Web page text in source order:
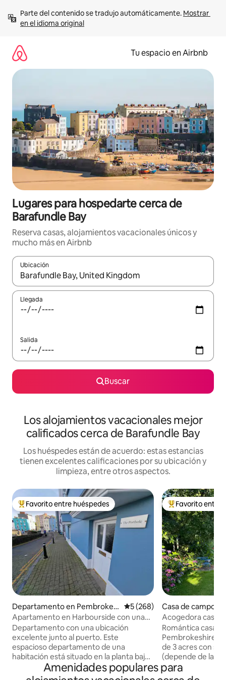
contenido
Parte del contenido se tradujo automáticamente. Mostrar
en el idioma original
Tu espacio en Airbnb
Lugares para hospedarte cerca de
Barafundle Bay
Reserva casas, alojamientos vacacionales únicos y
mucho más en Airbnb
Ubicación
Cuando los resultados estén disponibles, podrás navegar
Llegada
Salida
Buscar
Los alojamientos vacacionales mejor
calificados cerca de Barafundle Bay
Los huéspedes están de acuerdo: estas estancias
tienen excelentes calificaciones por su ubicación y
limpieza, entre otros aspectos.
De los mejores en Favorito entre huéspedes
Favorito entre huéspedes
Departamento en Pembrokes
hire
Calificación promedio: 5 de
5 (268)
Apartamento en Harbourside con una
ubicación excelente
Departamento con una ubicación
excelente junto al puerto. Este
espacioso departamento de una
habitación está situado en la planta baja
de uno de los edificios catalogados más
finos de Tenby. Tiene vista al pintoresco
De los mejores
Favorito entre
Casa de campo
keshire
Acogedora casa
terreno idílico de
Romántica casa
Pembrokeshire
de 3 acres con
(depende de la
kayaks. Paseos
impresionantes
Amenidades populares para